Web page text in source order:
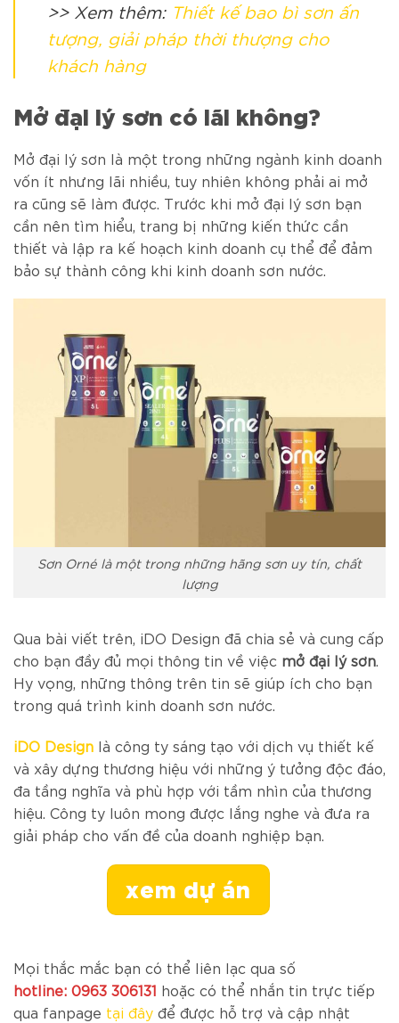
>> Xem thêm: Thiết kế bao bì sơn ấn
tượng, giải pháp thời thượng cho
khách hàng
Mở đại lý sơn có lãi không?
Mở đại lý sơn là một trong những ngành kinh doanh
vốn ít nhưng lãi nhiều, tuy nhiên không phải ai mở
ra cũng sẽ làm được. Trước khi mở đại lý sơn bạn
cần nên tìm hiểu, trang bị những kiến thức cần
thiết và lập ra kế hoạch kinh doanh cụ thể để đảm
bảo sự thành công khi kinh doanh sơn nước.
Sơn Orné là một trong những hãng sơn uy tín, chất
lượng
Qua bài viết trên, iDO Design đã chia sẻ và cung cấp
cho bạn đầy đủ mọi thông tin về việc mở đại lý sơn.
Hy vọng, những thông trên tin sẽ giúp ích cho bạn
trong quá trình kinh doanh sơn nước.
iDO Design là công ty sáng tạo với dịch vụ thiết kế
và xây dựng thương hiệu với những ý tưởng độc đáo,
đa tầng nghĩa và phù hợp với tầm nhìn của thương
hiệu. Công ty luôn mong được lắng nghe và đưa ra
giải pháp cho vấn đề của doanh nghiệp bạn.
xem dự án
Mọi thắc mắc bạn có thể liên lạc qua số
hotline: 0963 306131 hoặc có thể nhắn tin trực tiếp
qua fanpage tại đây để được hỗ trợ và cập nhật